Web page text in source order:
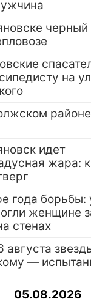
на
идет
жара:
года борьбы:
женщине
стенах
августа
—
05.08.2026